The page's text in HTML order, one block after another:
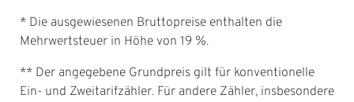
* Die ausgewiesenen Bruttopreise enthalten die
Mehrwertsteuer in Höhe von 19 %.
** Der angegebene Grundpreis gilt für konventionelle
Ein- und Zweitarifzähler. Für andere Zähler, insbesondere